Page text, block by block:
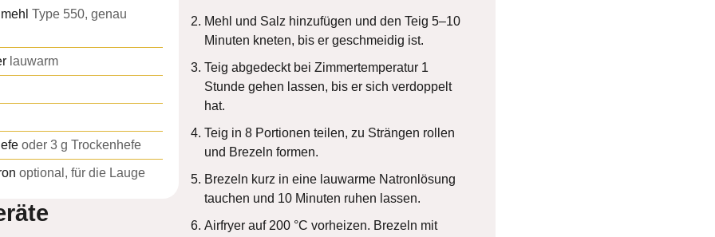
Type 550, genau
lauwarm
oder 3 g Trockenhefe
optional, für die Lauge
Mehl und Salz hinzufügen und den Teig 5–10
Minuten kneten, bis er geschmeidig ist.
Teig abgedeckt bei Zimmertemperatur 1
Stunde gehen lassen, bis er sich verdoppelt
hat.
Teig in 8 Portionen teilen, zu Strängen rollen
und Brezeln formen.
Brezeln kurz in eine lauwarme Natronlösung
tauchen und 10 Minuten ruhen lassen.
Airfryer auf 200 °C vorheizen. Brezeln mit